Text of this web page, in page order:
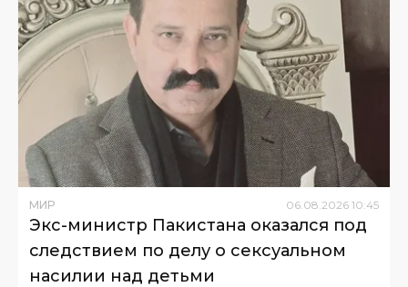
МИР 06 08 2026 10:45
Экс-министр Пакистана оказался под
следствием по делу о сексуальном
насилии над детьми